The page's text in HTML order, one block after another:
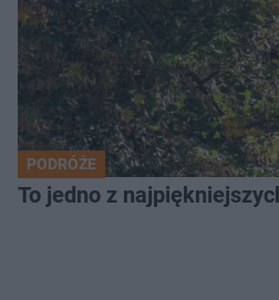
PODRÓŻE
To jedno z